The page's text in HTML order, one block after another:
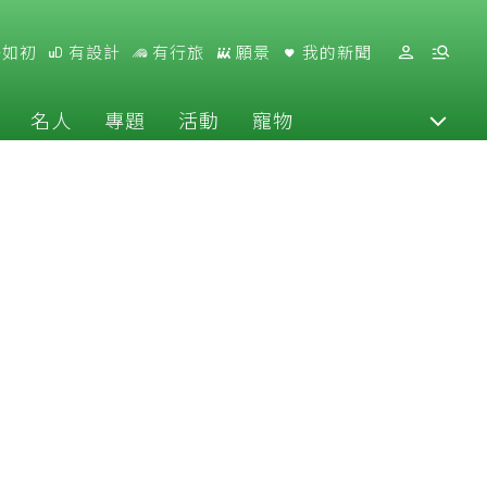
初 有設計 有行旅 願景 我的新聞
名人 專題 活動 寵物